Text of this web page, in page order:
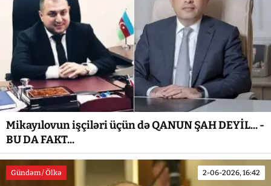
Mikayılovun işçiləri üçün də QANUN ŞAH DEYİL... -
BU DA FAKT...
Gündəm / Ölkə 2-06-2026, 16:42